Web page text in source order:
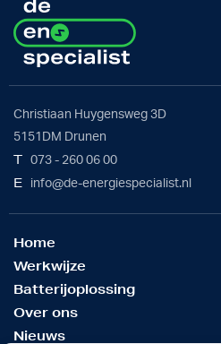
Christiaan Huygensweg 3D
5151DM Drunen
T 073 - 260 06 00
E info@de-energiespecialist.nl
Home
Werkwijze
Batterijoplossing
Over ons
Nieuws